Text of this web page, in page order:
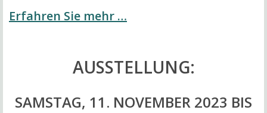
Erfahren Sie mehr …
AUSSTELLUNG:
SAMSTAG, 11. NOVEMBER 2023 BIS